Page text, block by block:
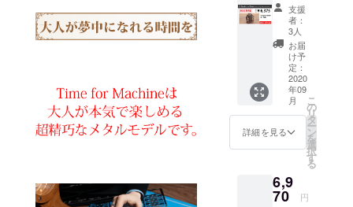
Timer
2【BO
OSTER
割
15%OF
F】 一
般販売
予定価
7,500円
(税込)の
15%OF
F 6,375
支援
者：
3人
お届
け予
定：
2020
年09
月
詳細を見る
こ
の
リ
タ
ー
ン
を
選
択
す
る
6,9
70 円